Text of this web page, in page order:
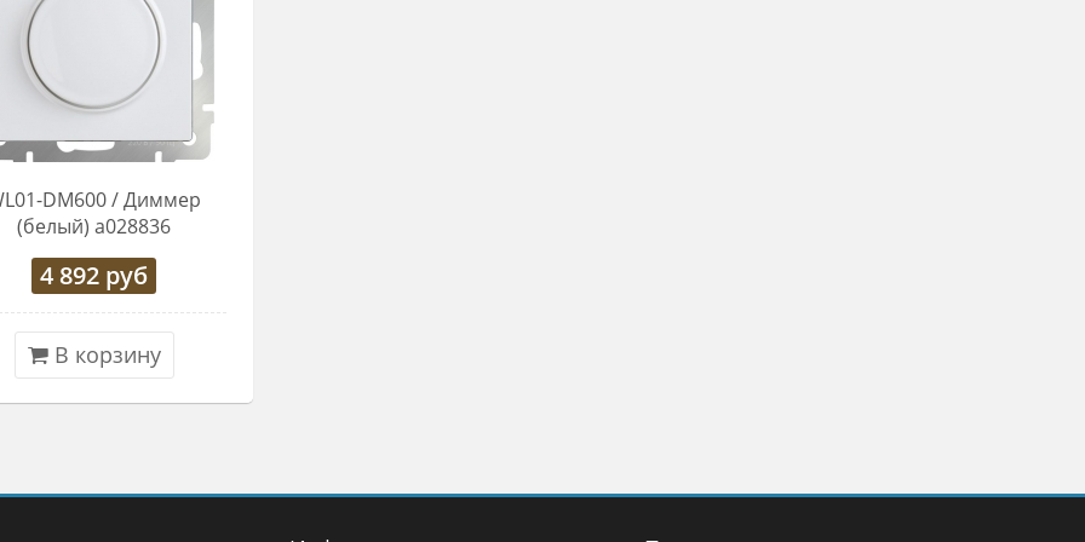
DM600 / Диммер
(белый) a028836
4 892 руб
В корзину